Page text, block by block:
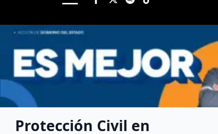
Protección Civil en